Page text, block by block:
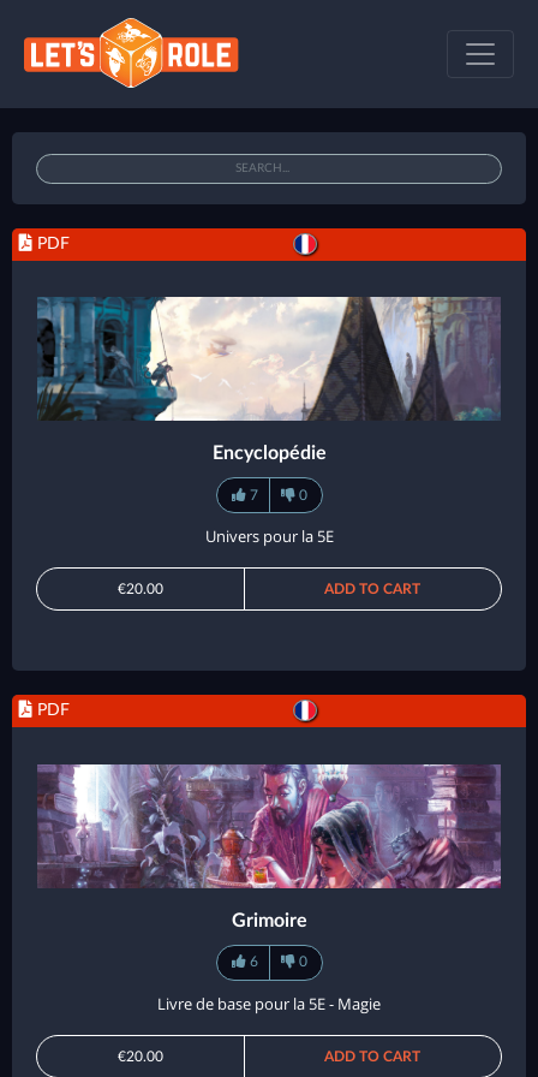
PDF
Encyclopédie
7 0
Univers pour la 5E
€20.00 ADD TO CART
PDF
Grimoire
6 0
Livre de base pour la 5E - Magie
€20.00 ADD TO CART